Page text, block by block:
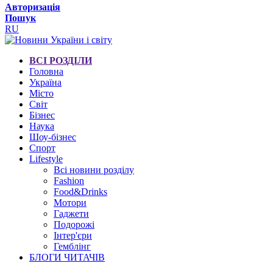
Авторизація
Пошук
RU
ВСІ РОЗДІЛИ
Головна
Україна
Місто
Світ
Бізнес
Наука
Шоу-бізнес
Спорт
Lifestyle
Всі новини розділу
Fashion
Food&Drinks
Мотори
Гаджети
Подорожі
Інтер'єри
Гемблінг
БЛОГИ ЧИТАЧІВ